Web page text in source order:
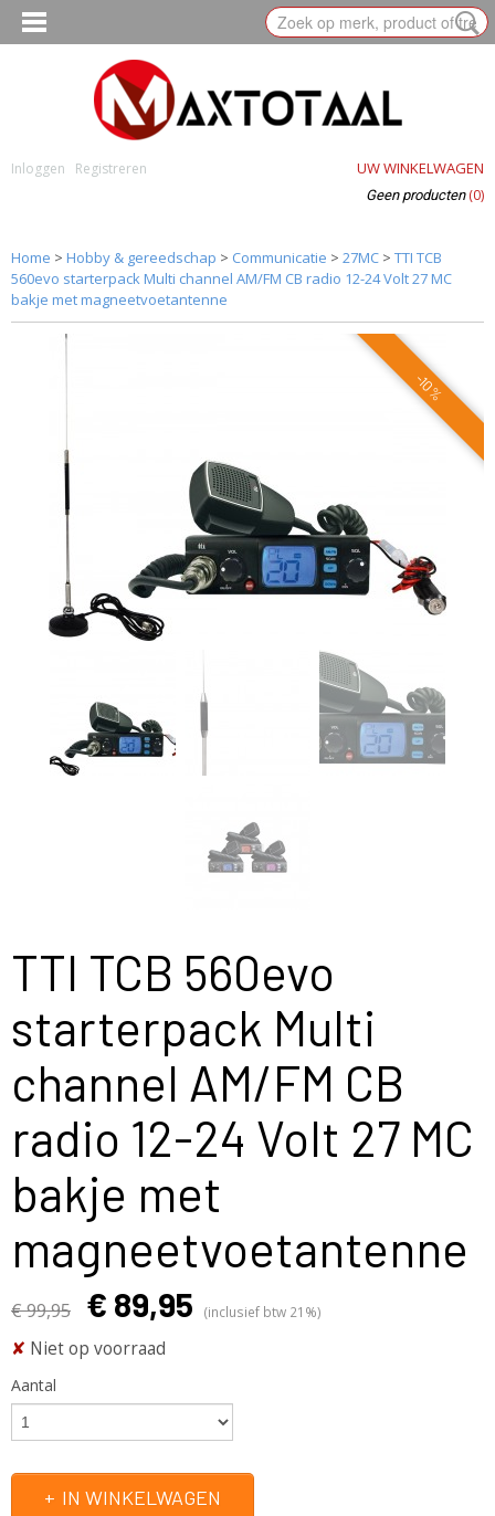
Inloggen Registreren UW WINKELWAGEN
Geen producten (0)
Home > Hobby & gereedschap > Communicatie > 27MC > TTI TCB
560evo starterpack Multi channel AM/FM CB radio 12-24 Volt 27 MC
bakje met magneetvoetantenne
-10%
TTI TCB 560evo
starterpack Multi
channel AM/FM CB
radio 12-24 Volt 27 MC
bakje met
magneetvoetantenne
€ 99,95 € 89,95 (inclusief btw 21%)
✘ Niet op voorraad
Aantal
IN WINKELWAGEN